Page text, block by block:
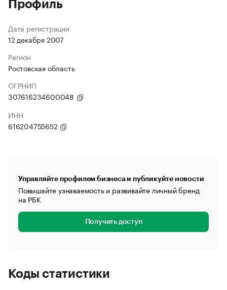
Профиль
Дата регистрации
12 декабря 2007
Регион
Ростовская область
ОГРНИП
307616234600048
ИНН
616204755652
Управляйте профилем бизнеса и публикуйте новости
Повышайте узнаваемость и развивайте личный бренд
на РБК
Получить доступ
Коды статистики